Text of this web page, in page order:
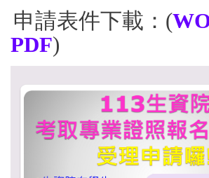
申請表件下載：(
PDF)